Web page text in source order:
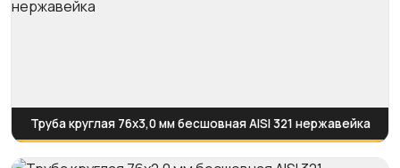
Труба круглая 76х3,0 мм бесшовная AISI 321 нержавейка